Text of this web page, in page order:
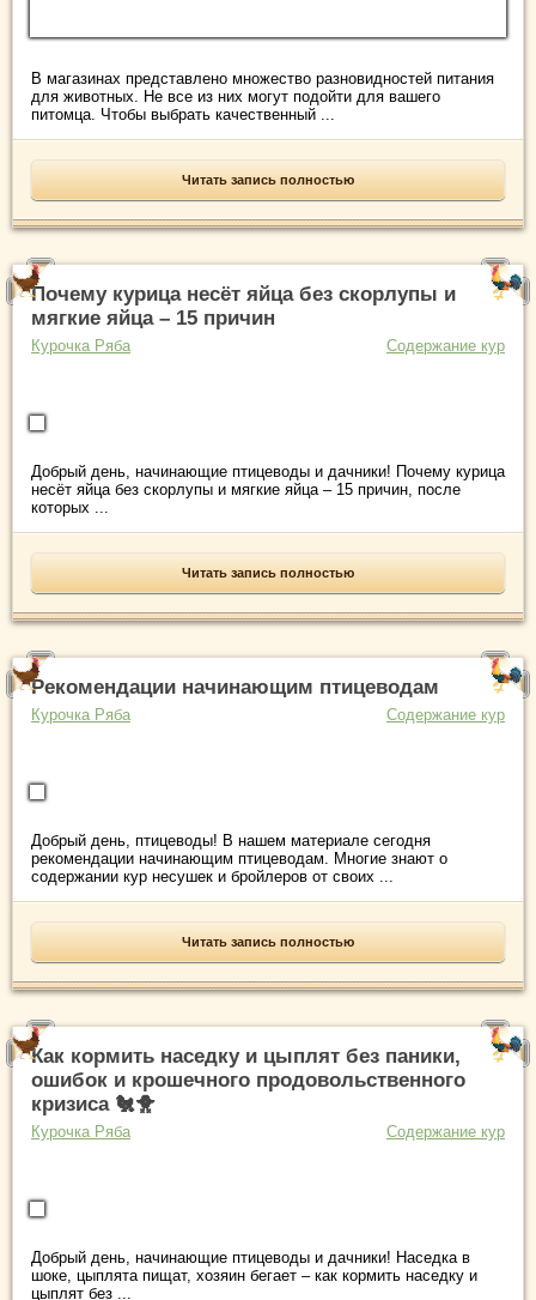
В магазинах представлено множество разновидностей питания
для животных. Не все из них могут подойти для вашего
питомца. Чтобы выбрать качественный ...
Читать запись полностью
Почему курица несёт яйца без скорлупы и
мягкие яйца – 15 причин
Курочка Ряба Содержание кур
Добрый день, начинающие птицеводы и дачники! Почему курица
несёт яйца без скорлупы и мягкие яйца – 15 причин, после
которых ...
Читать запись полностью
Рекомендации начинающим птицеводам
Курочка Ряба Содержание кур
Добрый день, птицеводы! В нашем материале сегодня
рекомендации начинающим птицеводам. Многие знают о
содержании кур несушек и бройлеров от своих ...
Читать запись полностью
Как кормить наседку и цыплят без паники,
ошибок и крошечного продовольственного
кризиса 🐔🐥
Курочка Ряба Содержание кур
Добрый день, начинающие птицеводы и дачники! Наседка в
шоке, цыплята пищат, хозяин бегает – как кормить наседку и
цыплят без ...